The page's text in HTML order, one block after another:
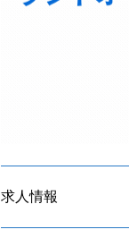
求人情報